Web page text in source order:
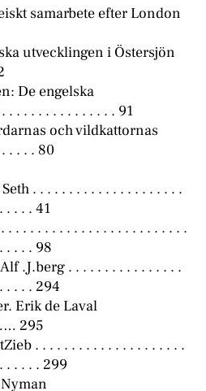
samarbete efter London
utvecklingen i Östersjön
De engelska
. . . . . . . . . . . . . . 91
och vildkattornas
. . . . 80
. . . . . . . . . . . . . . . . . . . . .
. . . . 41
. . . . . . . . . . . . . . . . . . . . . . . .
. . . . 98
.J.berg . . . . . . . . . . . . . . . .
. . . . 294
Erik de Laval
295
. . . . . . . . . . . . . . . . . . . . .
. . . . . 299